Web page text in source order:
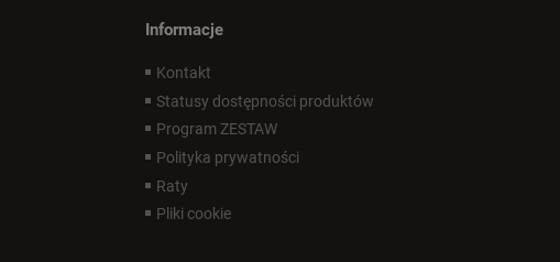
Informacje
Kontakt
Statusy dostępności produktów
Program ZESTAW
Polityka prywatności
Raty
Pliki cookie